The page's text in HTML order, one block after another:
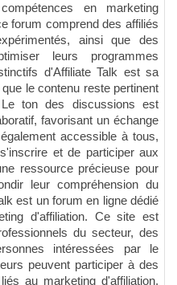
en marketing
forum comprend des affiliés
ainsi que des
leurs programmes
d'Affiliate Talk est sa
le contenu reste pertinent
ton des discussions est
favorisant un échange
accessible à tous,
et de participer aux
ressource précieuse pour
leur compréhension du
est un forum en ligne dédié
d'affiliation. Ce site est
du secteur, des
intéressées par le
peuvent participer à des
au marketing d'affiliation,